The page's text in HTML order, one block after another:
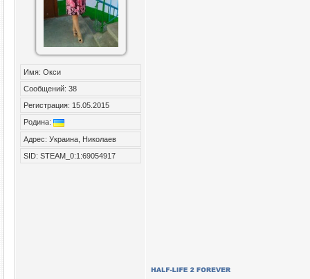
Имя: Окси
Сообщений: 38
Регистрация: 15.05.2015
Родина:
Адрес: Украина, Николаев
SID: STEAM_0:1:69054917